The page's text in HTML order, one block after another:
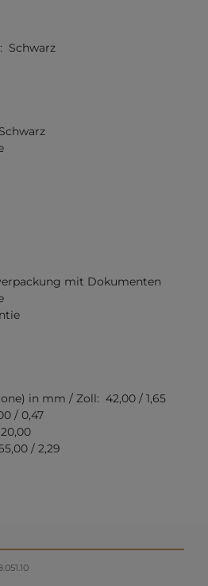
Schwarz
mit Dokumenten
in mm / Zoll: 42,00 / 1,65
/ 0,47
/ 2,29